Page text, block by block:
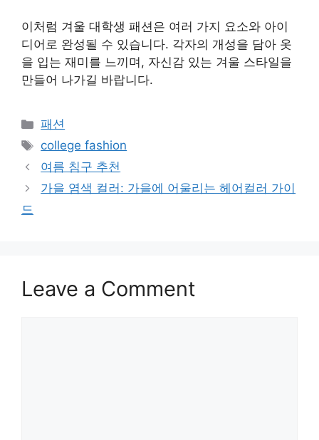
이처럼 겨울 대학생 패션은 여러 가지 요소와 아이
디어로 완성될 수 있습니다. 각자의 개성을 담아 옷
을 입는 재미를 느끼며, 자신감 있는 겨울 스타일을
만들어 나가길 바랍니다.
Categories
패션
Tags
college fashion
여름 침구 추천
가을 염색 컬러: 가을에 어울리는 헤어컬러 가이
드
Leave a Comment